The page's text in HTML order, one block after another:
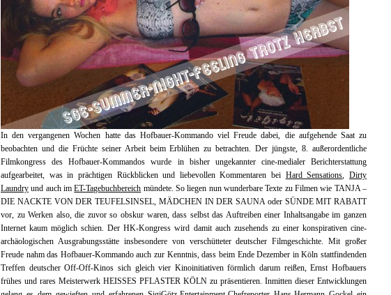
In den vergangenen Wochen hatte das Hofbauer-Kommando viel Freude dabei, die aufgehende Saat zu
beobachten und die Früchte seiner Arbeit beim Erblühen zu betrachten. Der jüngste, 8. außerordentliche
Filmkongress des Hofbauer-Kommandos wurde in bisher ungekannter cine-medialer Berichterstattung
aufgearbeitet, was in prächtigen Rückblicken und liebevollen Kommentaren bei Hard Sensations,Dirty
Laundry und auch imET-Tagebuchbereich mündete. So liegen nun wunderbare Texte zu Filmen wie TANJA –
DIE NACKTE VON DER TEUFELSINSEL, MÄDCHEN IN DER SAUNA oder SÜNDE MIT RABATT
vor, zu Werken also, die zuvor so obskur waren, dass selbst das Auftreiben einer Inhaltsangabe im ganzen
Internet kaum möglich schien. Der HK-Kongress wird damit auch zusehends zu einer konspirativen cine-
archäologischen Ausgrabungsstätte insbesondere von verschütteter deutscher Filmgeschichte. Mit großer
Freude nahm das Hofbauer-Kommando auch zur Kenntnis, dass beim Ende Dezember in Köln stattfindenden
Treffen deutscher Off-Off-Kinos sich gleich vier Kinoinitiativen förmlich darum reißen, Ernst Hofbauers
frühes und rares Meisterwerk HEISSES PFLASTER KÖLN zu präsentieren. Inmitten dieser Entwicklungen